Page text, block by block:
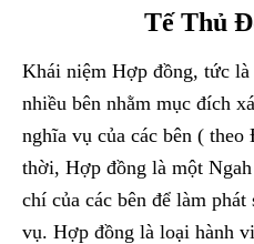
Tế Thủ
Khái niệm Hợp đồng, tức
nhiều bên nhằm mục đích
nghĩa vụ của các bên (
thời, Hợp đồng là một
chí của các bên để làm
vụ. Hợp đồng là loại hành